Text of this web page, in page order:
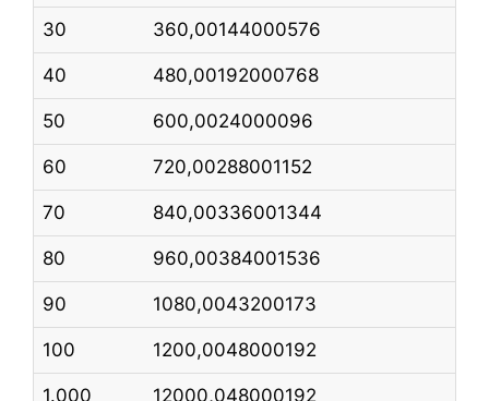
30 360,00144000576
40 480,00192000768
50 600,0024000096
60 720,00288001152
70 840,00336001344
80 960,00384001536
90 1080,0043200173
100 1200,0048000192
1.000 12000,048000192